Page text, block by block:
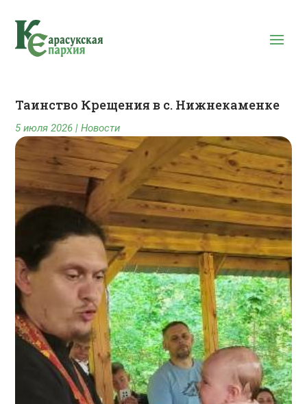
Таинство Крещения в с. Нижнекаменке
5 июля 2026 |Новости